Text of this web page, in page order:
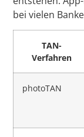
bei vielen
TAN-
Verfahren
photoTAN